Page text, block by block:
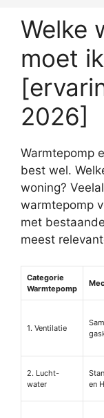
Welke
moet
2026]
Warmtepomp
best wel.
woning?
warmtepomp
met
meest
Categorie
Warmtepomp
1. Ventilatie
2. Lucht-
water
en